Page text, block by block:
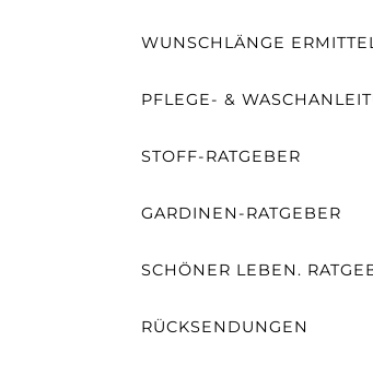
WUNSCHLÄNGE
PFLEGE- &
STOFF-RATGEBER
GARDINEN-RATGEBER
SCHÖNER LEBEN.
RÜCKSENDUNGEN